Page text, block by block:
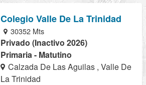
Colegio Valle De La Trinidad
30352 Mts
Privado (Inactivo 2026)
Primaria - Matutino
Calzada De Las Aguilas , Valle De
La Trinidad